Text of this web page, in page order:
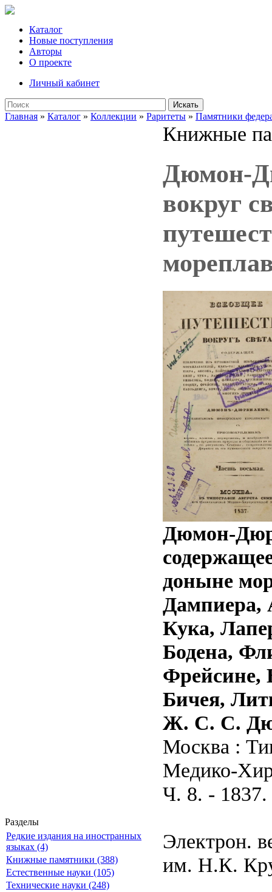
Каталог
Новые поступления
Авторы
О проекте
Личный кабинет
Искать
Главная » Каталог » Коллекции » Раритеты » Памятники
Разделы
Редкие издания на иностранных
языках (4)
Книжные памятники (388)
Естественные науки (105)
Технические науки (248)
Книжные
Дюмон-
вокруг
Дюмон-
доныне
Дампиера,
Кука,
Бодена,
Фрейсине,
Бичея,
Ж. С. С.
Москва :
Медико-
Ч. 8. - 1837.
Электрон.
им. Н.К.